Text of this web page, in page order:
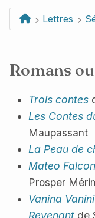
Lettres
Romans
Trois contes
Les Contes
Maupassant
La Peau de
Mateo
Prosper
Vanina Vanini
Revenant de